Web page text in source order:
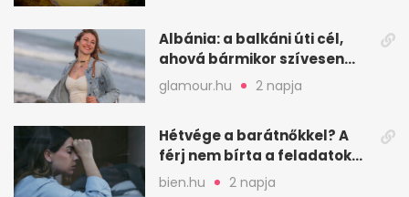
Albánia: a balkáni úti cél,
ahová bármikor szívesen
visszamennék
glamour.hu 2 napja
Hétvége a barátnőkkel? A
férj nem bírta a feladatokat,
a feleség levegőt kér
bien.hu 2 napja